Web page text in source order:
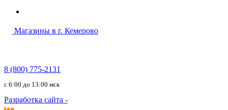
Магазины в г. Кемерово
8 (800) 775-2131
c 6:00 до 13:00 мск
Разработка сайта -